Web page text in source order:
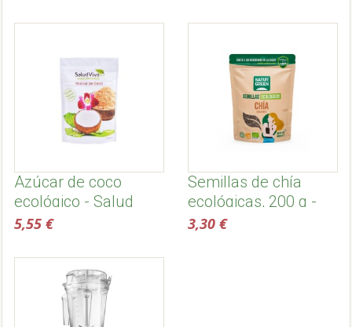
Azúcar de coco
ecológico - Salud
viva
5,55 €
Semillas de chía
ecológicas, 200 g -
Naturgreen
3,30 €